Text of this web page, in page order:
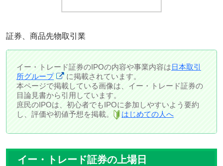
証券、商品先物取引業
イー・トレード証券のIPOの内容や事業内容は日本取引
所グループ
に掲載されています。
本ページで掲載している画像は、イー・トレード証券の
目論見書から引用しています。
庶民のIPOは、初心者でもIPOに参加しやすいよう要約
し、評価や初値予想を掲載。
はじめての人へ
イー・トレード証券の上場日